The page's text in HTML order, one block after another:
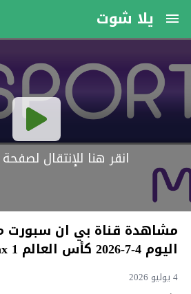
يلا شوت
انقر هنا للإنتقال
اليوم 4-7-2026 كأس العالم Bein Sports Max 1
4 يوليو 2026